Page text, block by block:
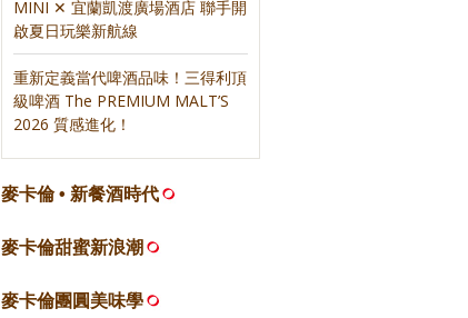
MINI ✕ 宜蘭凱渡廣場酒店 聯手開
啟夏日玩樂新航線
重新定義當代啤酒品味！三得利頂
級啤酒 The PREMIUM MALT’S
2026 質感進化！
麥卡倫 • 新餐酒時代
麥卡倫甜蜜新浪潮
麥卡倫團圓美味學